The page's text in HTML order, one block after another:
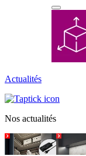
Actualités
Nos actualités